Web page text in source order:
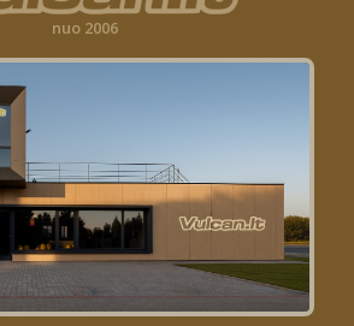
nuo 2006